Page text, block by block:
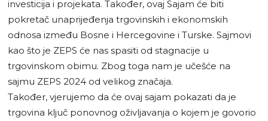
investicija i projekata. Također, ovaj Sajam će biti
pokretač unaprijeđenja trgovinskih i ekonomskih
odnosa između Bosne i Hercegovine i Turske. Sajmovi
kao što je ZEPS će nas spasiti od stagnacije u
trgovinskom obimu. Zbog toga nam je učešće na
sajmu ZEPS 2024 od velikog značaja.
Također, vjerujemo da će ovaj sajam pokazati da je
trgovina ključ ponovnog oživljavanja o kojem je govorio